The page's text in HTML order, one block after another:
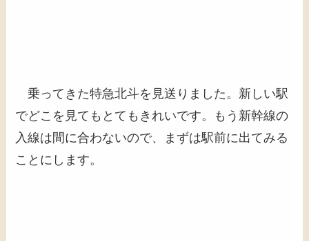
乗ってきた特急北斗を見送りました。新しい駅
でどこを見てもとてもきれいです。もう新幹線の
入線は間に合わないので、まずは駅前に出てみる
ことにします。